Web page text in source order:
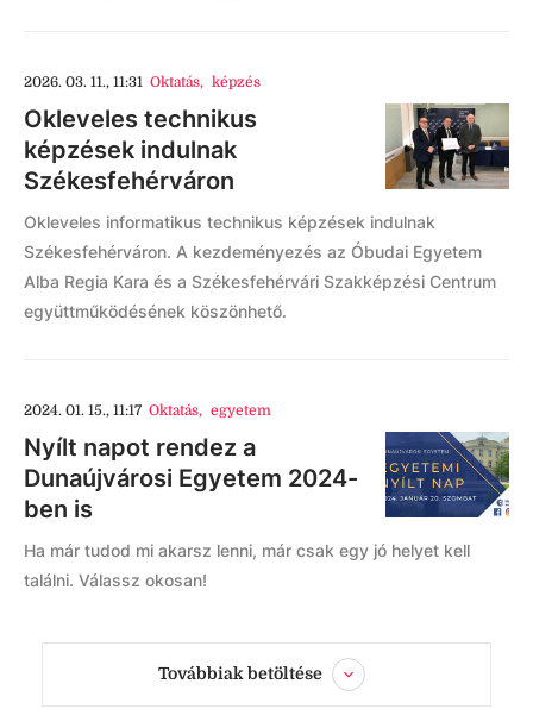
2026. 03. 11., 11:31 Oktatás, képzés
Okleveles technikus
képzések indulnak
Székesfehérváron
Okleveles informatikus technikus képzések indulnak
Székesfehérváron. A kezdeményezés az Óbudai Egyetem
Alba Regia Kara és a Székesfehérvári Szakképzési Centrum
együttműködésének köszönhető.
2024. 01. 15., 11:17 Oktatás, egyetem
Nyílt napot rendez a
Dunaújvárosi Egyetem 2024-
ben is
Ha már tudod mi akarsz lenni, már csak egy jó helyet kell
találni. Válassz okosan!
Továbbiak betöltése